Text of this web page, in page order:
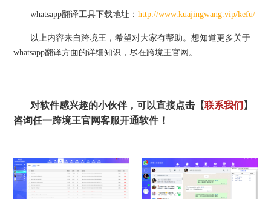
whatsapp翻译工具下载地址：http://www.kuajingwang.vip/kefu/
以上内容来自跨境王，希望对大家有帮助。想知道更多关于
whatsapp翻译方面的详细知识，尽在跨境王官网。
对软件感兴趣的小伙伴，可以直接点击【联系我们 】
咨询任一跨境王官网客服开通软件！